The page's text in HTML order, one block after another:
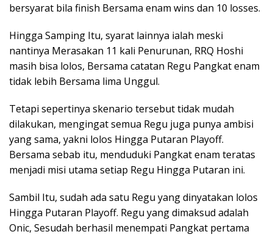
bersyarat bila finish Bersama enam wins dan 10 losses.
Hingga Samping Itu, syarat lainnya ialah meski
nantinya Merasakan 11 kali Penurunan, RRQ Hoshi
masih bisa lolos, Bersama catatan Regu Pangkat enam
tidak lebih Bersama lima Unggul.
Tetapi sepertinya skenario tersebut tidak mudah
dilakukan, mengingat semua Regu juga punya ambisi
yang sama, yakni lolos Hingga Putaran Playoff.
Bersama sebab itu, menduduki Pangkat enam teratas
menjadi misi utama setiap Regu Hingga Putaran ini.
Sambil Itu, sudah ada satu Regu yang dinyatakan lolos
Hingga Putaran Playoff. Regu yang dimaksud adalah
Onic, Sesudah berhasil menempati Pangkat pertama